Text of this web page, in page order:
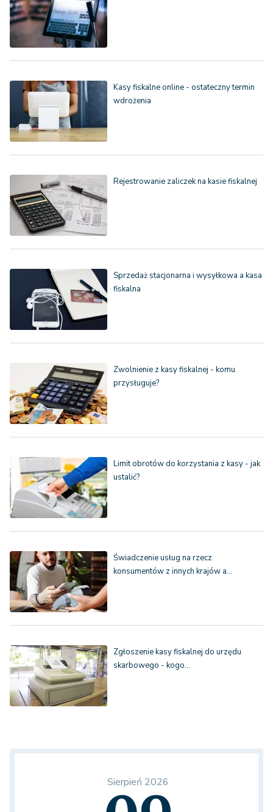
Kasy fiskalne online - ostateczny termin
wdrożenia
Rejestrowanie zaliczek na kasie fiskalnej
Sprzedaż stacjonarna i wysyłkowa a kasa
fiskalna
Zwolnienie z kasy fiskalnej - komu
przysługuje?
Limit obrotów do korzystania z kasy - jak
ustalić?
Świadczenie usług na rzecz
konsumentów z innych krajów a…
Zgłoszenie kasy fiskalnej do urzędu
skarbowego - kogo…
Sierpień 2026